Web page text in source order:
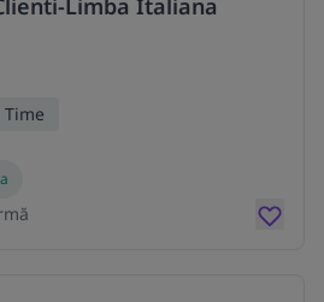
Limba Italiana